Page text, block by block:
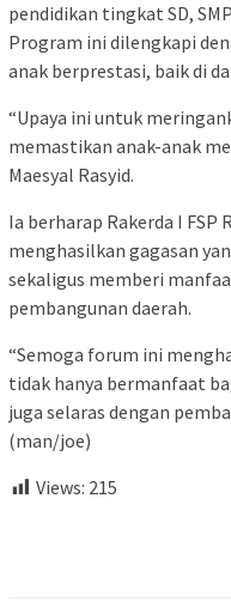
pendidikan tingkat SD,
Program ini dilengkapi
anak berprestasi, baik di
“Upaya ini untuk
memastikan anak-anak
Maesyal Rasyid.
Ia berharap Rakerda I FSP
menghasilkan gagasan
sekaligus memberi
pembangunan daerah.
“Semoga forum ini
tidak hanya bermanfaat
juga selaras dengan
(man/joe)
Views: 215